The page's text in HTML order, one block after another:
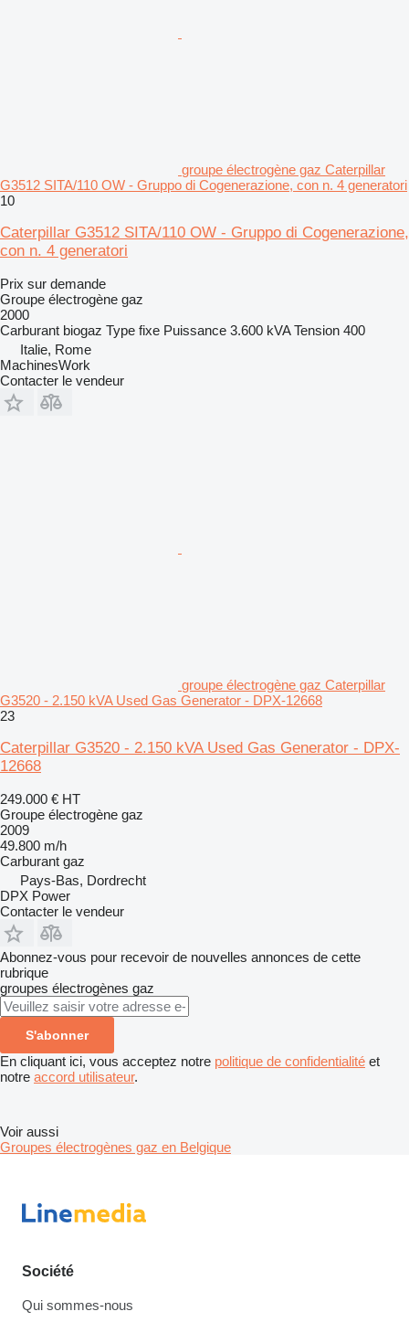
groupe électrogène gaz Caterpillar
G3512 SITA/110 OW - Gruppo di Cogenerazione, con n. 4 generatori
10
Caterpillar G3512 SITA/110 OW - Gruppo di Cogenerazione,
con n. 4 generatori
Prix sur demande
Groupe électrogène gaz
2000
Carburant biogaz Type fixe Puissance 3.600 kVA Tension 400
Italie, Rome
MachinesWork
Contacter le vendeur
groupe électrogène gaz Caterpillar
G3520 - 2.150 kVA Used Gas Generator - DPX-12668
23
Caterpillar G3520 - 2.150 kVA Used Gas Generator - DPX-
12668
249.000 € HT
Groupe électrogène gaz
2009
49.800 m/h
Carburant gaz
Pays-Bas, Dordrecht
DPX Power
Contacter le vendeur
Abonnez-vous pour recevoir de nouvelles annonces de cette
rubrique
groupes électrogènes gaz
S'abonner
En cliquant ici, vous acceptez notre politique de confidentialité et
notre accord utilisateur.
Voir aussi
Groupes électrogènes gaz en Belgique
Société
Qui sommes-nous